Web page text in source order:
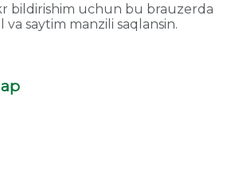
bildirishim uchun bu brauzerda
va saytim manzili saqlansin.